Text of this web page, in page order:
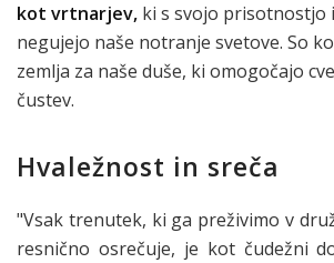
kot vrtnarjev, ki s svojo prisotnostjo
negujejo naše notranje svetove. So
zemlja za naše duše, ki omogočajo
čustev.
Hvaležnost in sreča
"Vsak trenutek, ki ga preživimo v
resnično osrečuje, je kot čudežni